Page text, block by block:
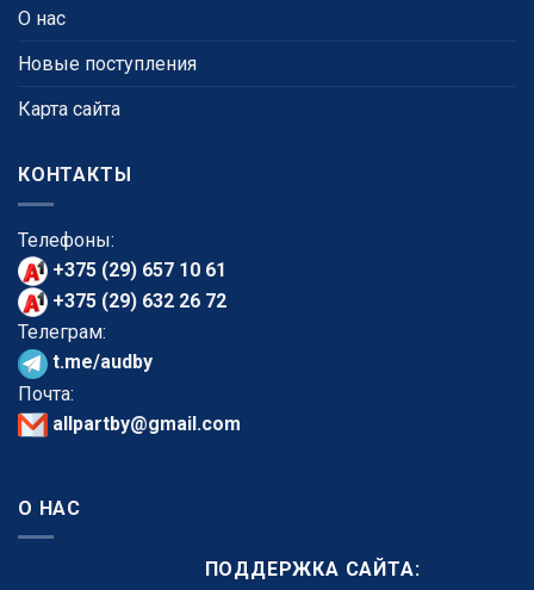
О нас
Новые поступления
Карта сайта
КОНТАКТЫ
Телефоны:
+375 (29) 657 10 61
+375 (29) 632 26 72
Телеграм:
t.me/audby
Почта:
allpartby@gmail.com
О НАС
ПОДДЕРЖКА САЙТА: